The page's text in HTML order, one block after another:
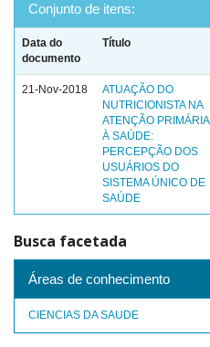
Conjunto de itens:
Data do
documento
Título
21-Nov-2018
ATUAÇÃO DO
NUTRICIONISTA NA
ATENÇÃO PRIMÁRIA
À SAÚDE:
PERCEPÇÃO DOS
USUÁRIOS DO
SISTEMA ÚNICO DE
SAÚDE
Busca facetada
Áreas de conhecimento
CIENCIAS DA SAUDE